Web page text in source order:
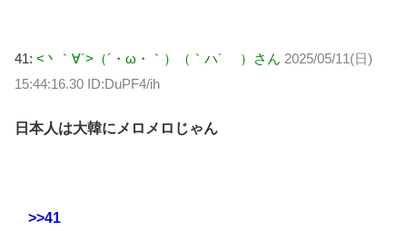
41: <丶｀∀´>（´・ω・｀）（｀ハ´ ）さん 2025/05/11(日)
15:44:16.30 ID:DuPF4/ih
日本人は大韓にメロメロじゃん
>>41